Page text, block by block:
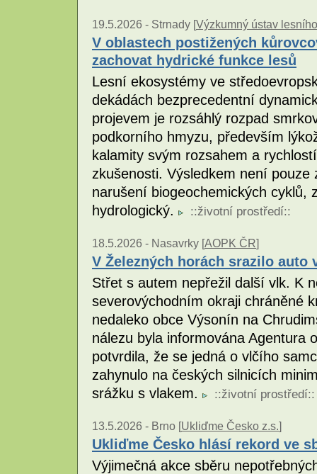
19.5.2026 - Strnady [Výzkumný ústav
V oblastech postižených
zachovat hydrické funkce lesů
Lesní ekosystémy ve
dekádách bezprecedentní
projevem je rozsáhlý rozpad
podkorního hmyzu, především
kalamity svým rozsahem a
zkušenosti. Výsledkem není
narušení biogeochemických cyklů,
hydrologický.
::životní prostředí::
18.5.2026 - Nasavrky [AOPK ČR]
V Železných horách srazilo auto
Střet s autem nepřežil další vlk. K
severovýchodním okraji chráněné
nedaleko obce Výsonín na
nálezu byla informována Agentura
potvrdila, že se jedná o vlčího
zahynulo na českých silnicích
srážku s vlakem.
::životní prostředí::
13.5.2026 - Brno [Ukliďme Česko z.s.]
Ukliďme Česko hlásí rekord ve
Výjimečná akce sběru